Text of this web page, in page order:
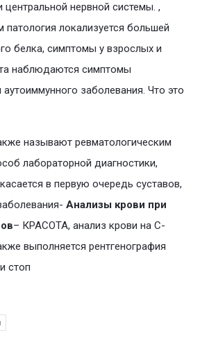
центральной нервной системы. ,
локализуется большей
белка, симптомы у взрослых и
наблюдаются симптомы
аутоиммунного заболевания. Что это
называют ревматологическим
лабораторной диагностики,
в первую очередь суставов,
Анализы крови при
– КРАСОТА, анализ крови на С-
выполняется рентгенография
стоп